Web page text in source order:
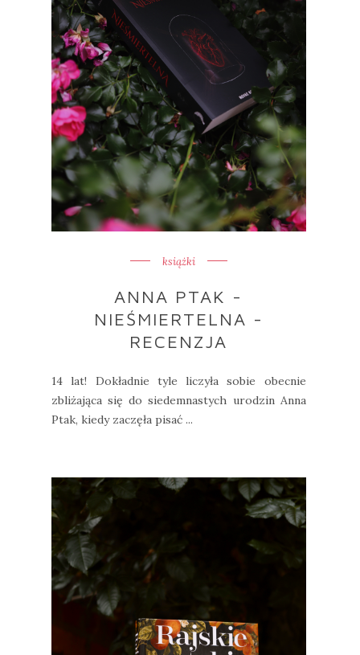
książki
ANNA PTAK -
NIEŚMIERTELNA -
RECENZJA
14 lat! Dokładnie tyle liczyła sobie obecnie
zbliżająca się do siedemnastych urodzin Anna
Ptak, kiedy zaczęła pisać ...